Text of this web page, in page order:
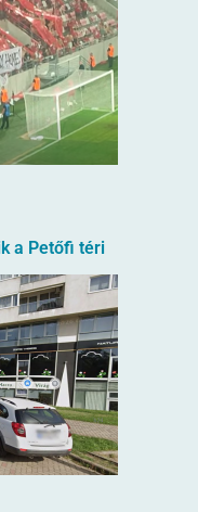
a Petőfi téri